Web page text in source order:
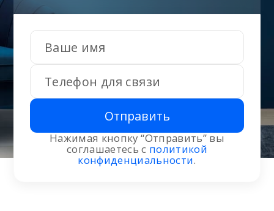
Отправить
Нажимая кнопку “Отправить” вы
соглашаетесь с политикой
конфиденциальности.